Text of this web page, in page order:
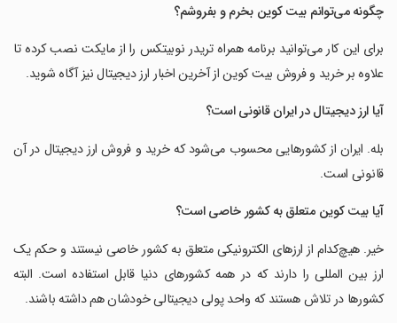
چگونه می‌توانم بیت کوین بخرم و بفروشم؟
برای این کار می‌توانید برنامه همراه تریدر نوبیتکس را از مایکت نصب کرده تا
علاوه بر خرید و فروش بیت کوین از آخرین اخبار ارز دیجیتال نیز آگاه شوید.
آیا ارز دیجیتال در ایران قانونی است؟
بله. ایران از کشورهایی محسوب می‌شود که خرید و فروش ارز دیجیتال در آن
قانونی است.
آیا بیت کوین متعلق به کشور خاصی است؟
خیر. هیچ‌کدام از ارزهای الکترونیکی متعلق به کشور خاصی نیستند و حکم یک
ارز بین المللی را دارند که در همه کشورهای دنیا قابل استفاده است. البته
کشورها در تلاش هستند که واحد پولی دیجیتالی خودشان هم داشته باشند.